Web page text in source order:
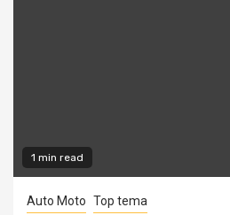
1 min read
Auto Moto Top tema